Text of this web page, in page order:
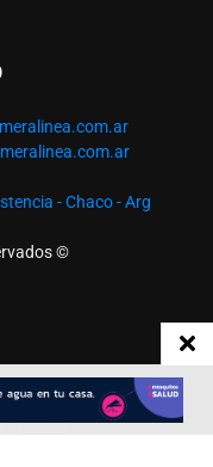
- Chaco - Arg
©